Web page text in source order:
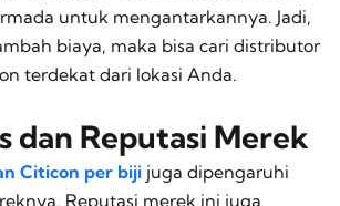
untuk mengantarkannya. Jadi,
biaya, maka bisa cari distributor
terdekat dari lokasi Anda.
dan Reputasi Merek
Citicon per biji juga dipengaruhi
Reputasi merek ini juga